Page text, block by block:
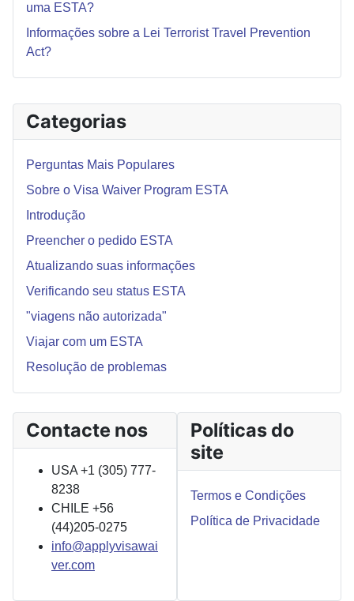
Categorias
Perguntas Mais Populares
Sobre o Visa Waiver Program ESTA
Introdução
Preencher o pedido ESTA
Atualizando suas informações
Verificando seu status ESTA
"viagens não autorizada"
Viajar com um ESTA
Resolução de problemas
uma ESTA?
Informações sobre a Lei Terrorist Travel Prevention
Act?
Contacte nos
USA +1 (305) 777-
8238
CHILE +56
(44)205-0275
info@applyvisawai
ver.com
Políticas do
site
Termos e Condições
Política de Privacidade